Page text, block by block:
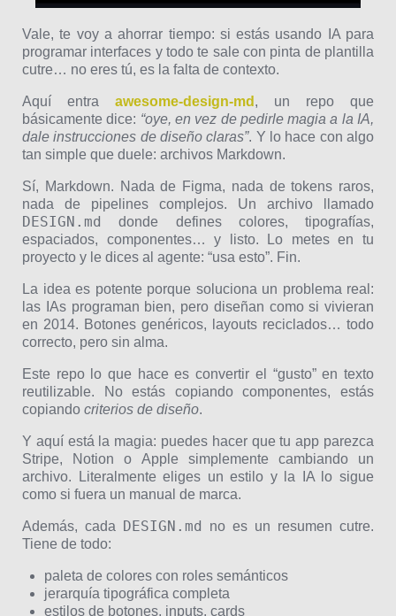
Vale, te voy a ahorrar tiempo: si estás usando IA para
programar interfaces y todo te sale con pinta de plantilla
cutre… no eres tú, es la falta de contexto.
Aquí entra awesome-design-md , un repo que
básicamente dice: “oye, en vez de pedirle magia a la IA,
dale instrucciones de diseño claras”. Y lo hace con algo
tan simple que duele: archivos Markdown.
Sí, Markdown. Nada de Figma, nada de tokens raros,
nada de pipelines complejos. Un archivo llamado
DESIGN.md
donde defines colores, tipografías,
espaciados, componentes… y listo. Lo metes en tu
proyecto y le dices al agente: “usa esto”. Fin.
La idea es potente porque soluciona un problema real:
las IAs programan bien, pero diseñan como si vivieran
en 2014. Botones genéricos, layouts reciclados… todo
correcto, pero sin alma.
Este repo lo que hace es convertir el “gusto” en texto
reutilizable. No estás copiando componentes, estás
copiando criterios de diseño.
Y aquí está la magia: puedes hacer que tu app parezca
Stripe, Notion o Apple simplemente cambiando un
archivo. Literalmente eliges un estilo y la IA lo sigue
como si fuera un manual de marca.
Además, cada DESIGN.md
no es un resumen cutre.
Tiene de todo:
paleta de colores con roles semánticos
jerarquía tipográfica completa
estilos de botones, inputs, cards